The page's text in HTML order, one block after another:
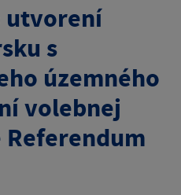
utvorení
s
územného
volebnej